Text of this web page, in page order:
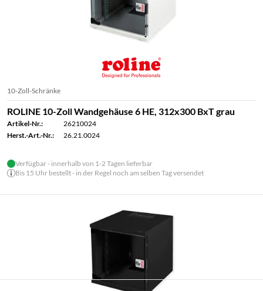
10-Zoll-Schränke
ROLINE 10-Zoll Wandgehäuse 6 HE, 312x300 BxT grau
Artikel-Nr.:
26210024
Herst.-Art.-Nr.:
26.21.0024
Verfügbar - innerhalb von 1-2 Tagen lieferbar
Bis 15 Uhr bestellt - in der Regel noch am selben Tag versendet